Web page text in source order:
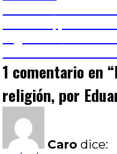
Navegación
de
entradas
1 comentario en “
religión, por
Caro dice: